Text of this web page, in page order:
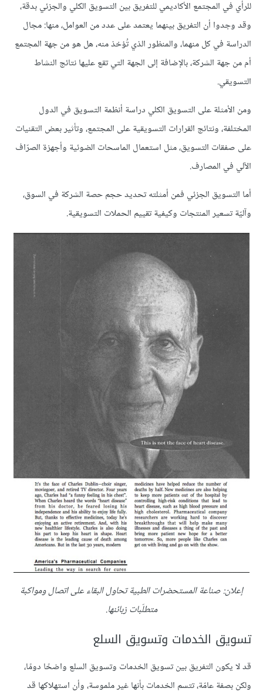
للرأي في المجتمع الأكاديمي للتفريق بين التسويق الكلي والجزئي بدقة،
وقد وجدوا أن التفريق بينهما يعتمد على عدد من العوامل، منها: مجال
الدراسة في كل منهما، والمنظور الذي تُؤخذ منه، هل هو من جهة المجتمع
أم من جهة الشركة، بالإضافة إلى الجهة التي تقع عليها نتائج النشاط
التسويقي.
ومن الأمثلة على التسويق الكلي دراسة أنظمة التسويق في الدول
المختلفة، ونتائج القرارات التسويقية على المجتمع، وتأثير بعض التقنيات
على صفقات التسويق، مثل استعمال الماسحات الضوئية وأجهزة الصرّاف
الآلي في المصارف.
أما التسويق الجزئي فمن أمثلته تحديد حجم حصة الشركة في السوق،
وآليّة تسعير المنتجات وكيفية تقييم الحملات التسويقية.
إعلان: صناعة المستحضرات الطبية تحاول البقاء على اتصال ومواكبة
متطلّبات زبائنها.
تسويق الخدمات وتسويق السلع
قد لا يكون التفريق بين تسويق الخدمات وتسويق السلع واضحًا دومًا،
ولكن بصفة عامّة، تتسم الخدمات بأنها غير ملموسة، وأن استهلاكها قد